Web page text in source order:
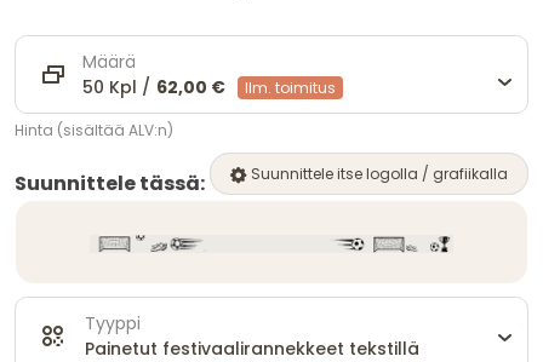
Määrä
50 Kpl / 62,00 € Ilm. toimitus
Hinta (sisältää ALV:n)
Suunnittele tässä: Suunnittele itse logolla / grafiikalla
Tyyppi
Painetut festivaalirannekkeet tekstillä